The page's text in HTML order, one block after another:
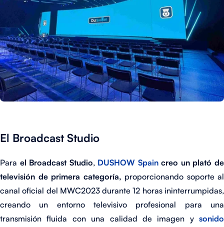
El Broadcast Studio
Para el Broadcast Studio, DUSHOW Spain creo un plató de
televisión de primera categoría, proporcionando soporte al
canal oficial del MWC2023 durante 12 horas ininterrumpidas,
creando un entorno televisivo profesional para una
transmisión fluida con una calidad de imagen y sonido